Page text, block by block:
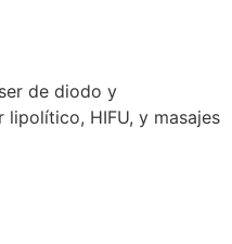
de diodo y
HIFU, y masajes